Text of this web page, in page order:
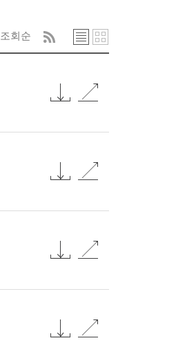
조회순